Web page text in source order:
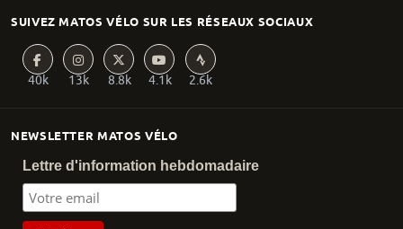
NEWSLETTER MATOS VÉLO
Lettre d'information hebdomadaire
SUIVEZ MATOS VÉLO SUR LES RÉSEAUX SOCIAUX
40k 13k 8.8k 4.1k 2.6k